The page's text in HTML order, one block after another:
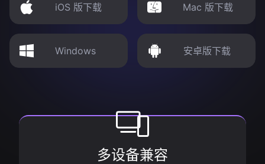
iOS 版下载 Mac 版下载
Windows 安卓版下载
多设备兼容